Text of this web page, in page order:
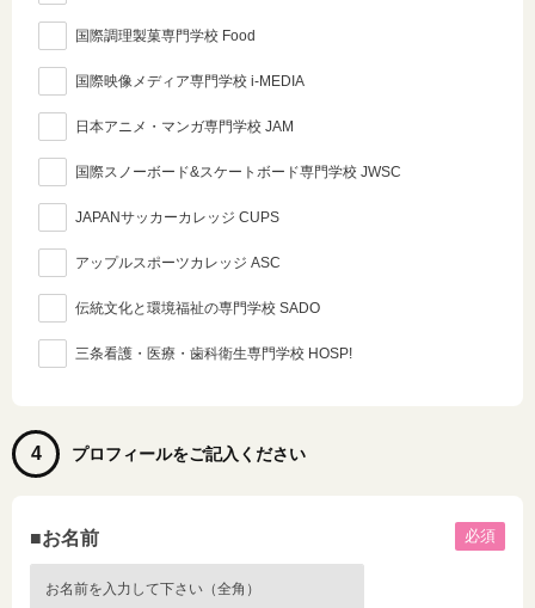
国際調理製菓専門学校 Food
国際映像メディア専門学校 i-MEDIA
日本アニメ・マンガ専門学校 JAM
国際スノーボード&スケートボード専門学校 JWSC
JAPANサッカーカレッジ CUPS
アップルスポーツカレッジ ASC
伝統文化と環境福祉の専門学校 SADO
三条看護・医療・歯科衛生専門学校 HOSP!
4 プロフィールをご記入ください
■お名前 必須